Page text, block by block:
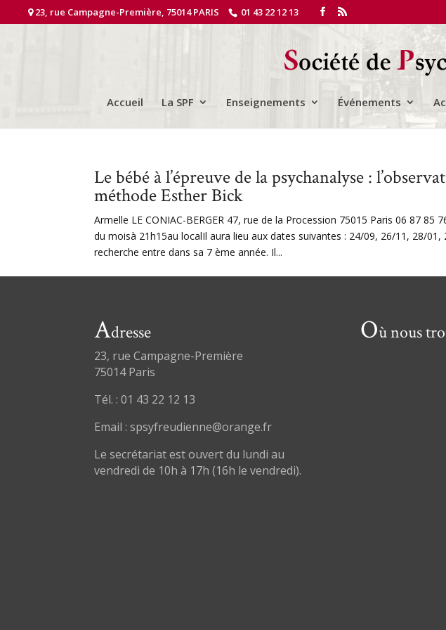
23, rue Campagne-Première, 75014 PARIS 01 43 22 12 13
Accueil La SPF Enseignements Événements
Le bébé à l’épreuve de la psychanalyse :
méthode Esther Bick
Armelle LE CONIAC-BERGER 47, rue de la Procession 75015 Paris 06 87 85
du moisà 21h15au localIl aura lieu aux dates suivantes : 24/09, 26/11, 28/
recherche entre dans sa 7 ème année. Il...
Adresse
23, rue Campagne-Première
75014 Paris
Tél. : 01 43 22 12 13
Email : spsyfreudienne@orange.fr
Le secrétariat est ouvert du lundi au
vendredi de 10h à 17h (16h le vendredi).
Où nous